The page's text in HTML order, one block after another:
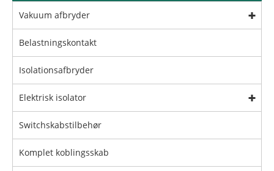
Vakuum afbryder
Belastningskontakt
Isolationsafbryder
Elektrisk isolator
Switchskabstilbehør
Komplet koblingsskab